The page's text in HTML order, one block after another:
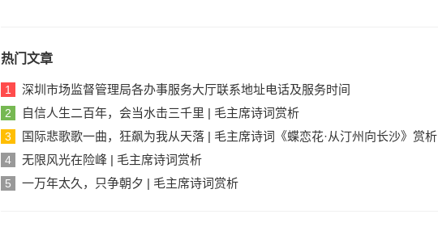
热门文章
1 深圳市场监督管理局各办事服务大厅联系地址电话及服务时间
2 自信人生二百年，会当水击三千里 | 毛主席诗词赏析
3 国际悲歌歌一曲，狂飙为我从天落 | 毛主席诗词《蝶恋花·从汀州向长沙》赏析
4 无限风光在险峰 | 毛主席诗词赏析
5 一万年太久，只争朝夕 | 毛主席诗词赏析